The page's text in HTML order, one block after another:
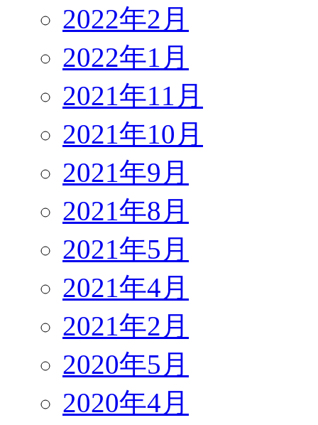
2022年2月
2022年1月
2021年11月
2021年10月
2021年9月
2021年8月
2021年5月
2021年4月
2021年2月
2020年5月
2020年4月